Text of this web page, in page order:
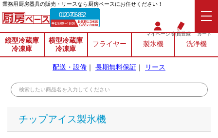
業務⽤厨房器具の販売・リースなら厨房ベースにお任せください！
0120-706-862
マイページ会員登録 カート
縦型冷蔵庫
冷凍庫
横型冷蔵庫
冷凍庫
フライヤー 製氷機 洗浄機
配送・設備 ｜ 長期無料保証 ｜ リース
チップアイス製氷機